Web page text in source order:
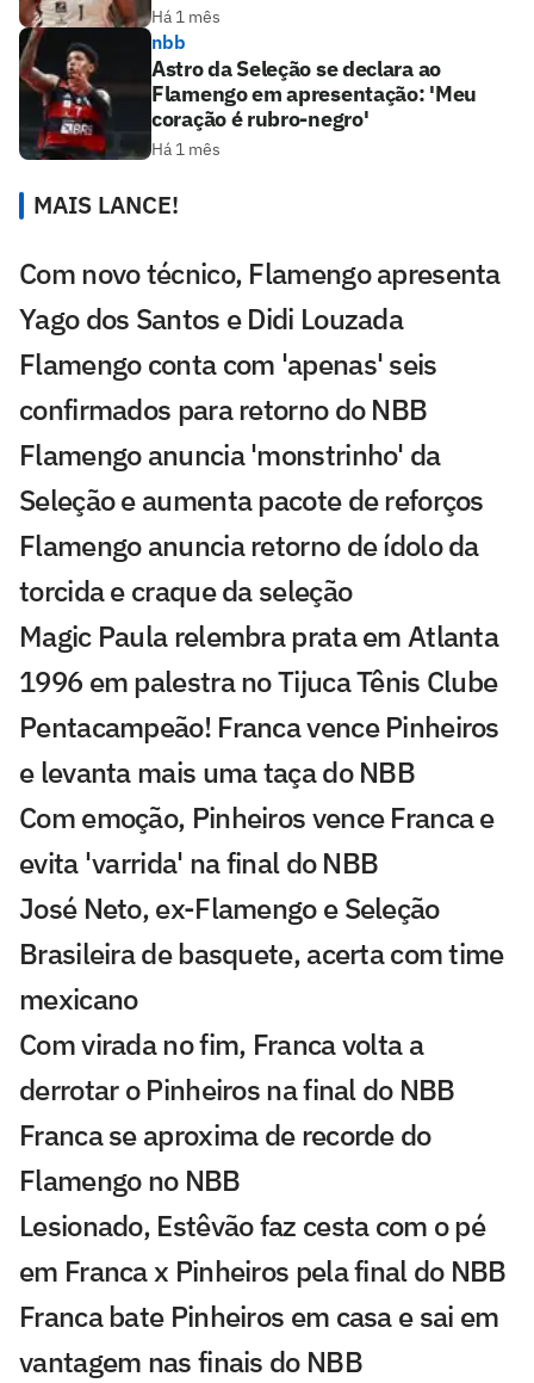
Há 1 mês
nbb
Astro da Seleção se declara ao
Flamengo em apresentação: 'Meu
coração é rubro-negro'
Há 1 mês
MAIS LANCE!
Com novo técnico, Flamengo apresenta
Yago dos Santos e Didi Louzada
Flamengo conta com 'apenas' seis
confirmados para retorno do NBB
Flamengo anuncia 'monstrinho' da
Seleção e aumenta pacote de reforços
Flamengo anuncia retorno de ídolo da
torcida e craque da seleção
Magic Paula relembra prata em Atlanta
1996 em palestra no Tijuca Tênis Clube
Pentacampeão! Franca vence Pinheiros
e levanta mais uma taça do NBB
Com emoção, Pinheiros vence Franca e
evita 'varrida' na final do NBB
José Neto, ex-Flamengo e Seleção
Brasileira de basquete, acerta com time
mexicano
Com virada no fim, Franca volta a
derrotar o Pinheiros na final do NBB
Franca se aproxima de recorde do
Flamengo no NBB
Lesionado, Estêvão faz cesta com o pé
em Franca x Pinheiros pela final do NBB
Franca bate Pinheiros em casa e sai em
vantagem nas finais do NBB